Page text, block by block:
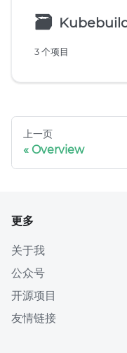
🗃
3 个项目
上一页
Overview
更多
关于我
公众号
开源项目
友情链接